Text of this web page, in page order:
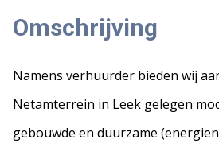
Omschrijving
Namens verhuurder bieden wij
Netamterrein in Leek gelegen
gebouwde en duurzame